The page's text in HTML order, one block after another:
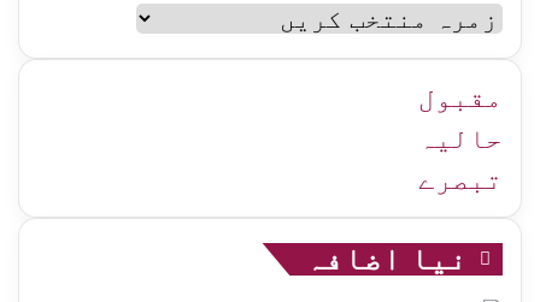
سلام
اردو
زمرہ
جات
مقبول
حالیہ
تبصرے
نیا اضافہ